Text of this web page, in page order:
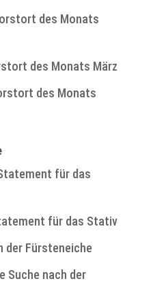
des Monats
des Monats März
des Monats
für das
für das Stativ
der Fürsteneiche
Suche nach der